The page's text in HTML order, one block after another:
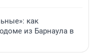
как
из Барнаула в